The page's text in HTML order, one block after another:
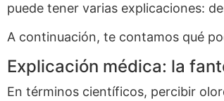
puede tener varias explicaciones:
A continuación, te contamos qué
Explicación médica: la
En términos científicos, percibir